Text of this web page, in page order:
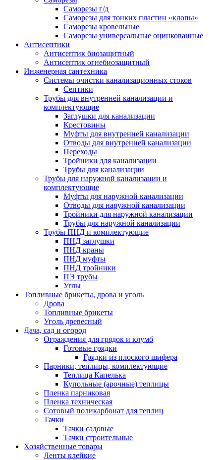
Саморезы г/д
Саморезы для тонких пластин «клопы»
Саморезы кровельные
Саморезы универсальные оцинкованные
Антисептики
Антисептик биозащитный
Антисептик огнебиозащитный
Инженерная сантехника
Системы очистки канализационных стоков
Септики
Трубы для внутренней канализации и
комплектующие
Заглушки для канализации
Крестовины
Муфты для внутренней канализации
Отводы для внутренней канализации
Переходы
Тройники для канализации
Трубы для канализации
Трубы для наружной канализации и
комплектующие
Муфты для наружной канализации
Отводы для наружной канализации
Тройники для наружной канализации
Трубы для наружной канализации
Трубы ПНД и комплектующие
ПНД заглушки
ПНД краны
ПНД муфты
ПНД тройники
ПЭ трубы
Углы
Топливные брикеты, дрова и уголь
Дрова
Топливные брикеты
Уголь древесный
Дача, сад и огород
Ограждения для грядок и клумб
Готовые грядки
Грядки из плоского шифера
Парники, теплицы, комплектующие
Теплица Капелька
Купольные (арочные) теплицы
Пленка парниковая
Пленка техническая
Сотовый поликарбонат для теплиц
Тачки
Тачки садовые
Тачки строительные
Хозяйственные товары
Ленты клейкие